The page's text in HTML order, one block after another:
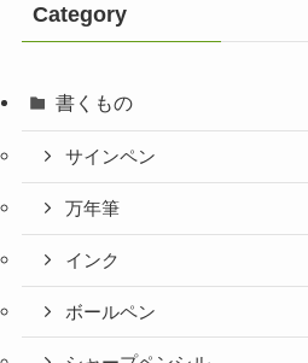
Category
書くもの
サインペン
万年筆
インク
ボールペン